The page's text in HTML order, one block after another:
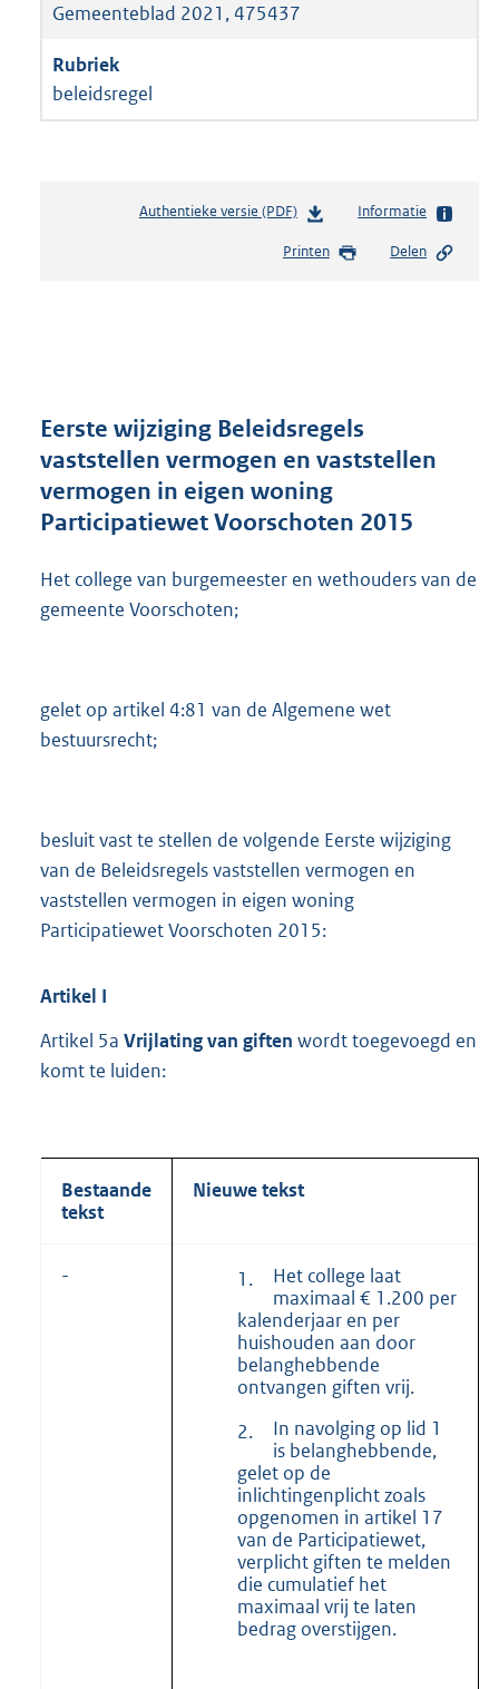
Gemeenteblad 2021, 475437
beleidsregel
Authentieke versie (PDF)b
s
r
o
t
t
3
Informatie
Printen Delen
Eerste wijziging Beleidsregels
vaststellen vermogen en vaststellen
vermogen in eigen woning
Participatiewet Voorschoten 2015
Het college van burgemeester en wethouders van de
gemeente Voorschoten;
gelet op artikel 4:81 van de Algemene wet
bestuursrecht;
besluit vast te stellen de volgende Eerste wijziging
van de Beleidsregels vaststellen vermogen en
vaststellen vermogen in eigen woning
Participatiewet Voorschoten 2015:
Artikel I
Artikel 5a Vrijlating van giften wordt toegevoegd en
komt te luiden:
Bestaande
tekst
Nieuwe tekst
- 1.
Het college laat
maximaal € 1.200 per
kalenderjaar en per
huishouden aan door
belanghebbende
ontvangen giften vrij.
2.
In navolging op lid 1
is belanghebbende,
gelet op de
inlichtingenplicht zoals
opgenomen in artikel 17
van de Participatiewet,
verplicht giften te melden
die cumulatief het
maximaal vrij te laten
bedrag overstijgen.